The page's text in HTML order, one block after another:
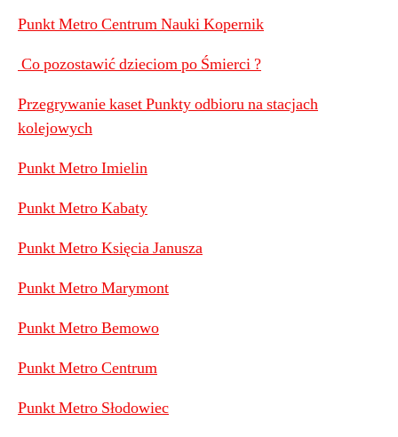
Punkt Metro Centrum Nauki Kopernik
Co pozostawić dzieciom po Śmierci ?
Przegrywanie kaset Punkty odbioru na stacjach
kolejowych
Punkt Metro Imielin
Punkt Metro Kabaty
Punkt Metro Księcia Janusza
Punkt Metro Marymont
Punkt Metro Bemowo
Punkt Metro Centrum
Punkt Metro Słodowiec